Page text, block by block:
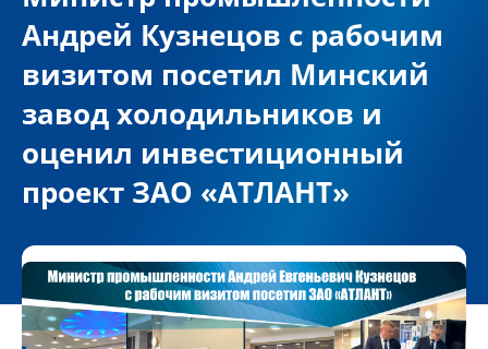
Андрей Кузнецов с рабочим
визитом посетил Минский
завод холодильников и
оценил инвестиционный
проект ЗАО «АТЛАНТ»